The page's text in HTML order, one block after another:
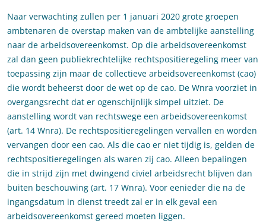
Naar verwachting zullen per 1 januari 2020 grote groepen
ambtenaren de overstap maken van de ambtelijke aanstelling
naar de arbeidsovereenkomst. Op die arbeidsovereenkomst
zal dan geen publiekrechtelijke rechtspositieregeling meer van
toepassing zijn maar de collectieve arbeidsovereenkomst (cao)
die wordt beheerst door de wet op de cao. De Wnra voorziet in
overgangsrecht dat er ogenschijnlijk simpel uitziet. De
aanstelling wordt van rechtswege een arbeidsovereenkomst
(art. 14 Wnra). De rechtspositieregelingen vervallen en worden
vervangen door een cao. Als die cao er niet tijdig is, gelden de
rechtspositieregelingen als waren zij cao. Alleen bepalingen
die in strijd zijn met dwingend civiel arbeidsrecht blijven dan
buiten beschouwing (art. 17 Wnra). Voor eenieder die na de
ingangsdatum in dienst treedt zal er in elk geval een
arbeidsovereenkomst gereed moeten liggen.